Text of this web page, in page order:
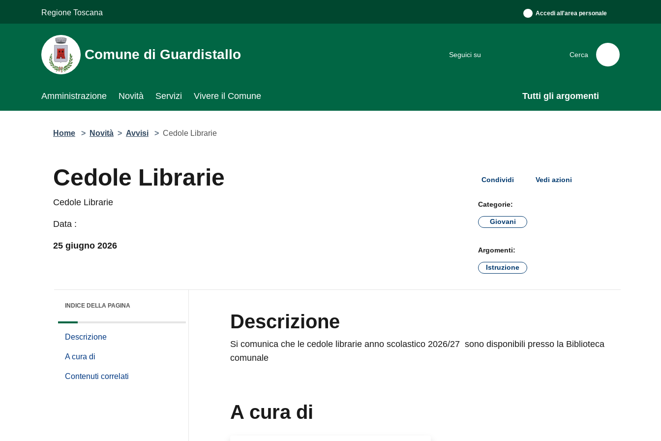
Regione Toscana
Accedi all'area personale
Comune di Guardistallo Seguici su Cerca
Amministrazione Novità Servizi Vivere il Comune Tutti gli argomenti
Home > Novità > Avvisi > Cedole Librarie
Cedole Librarie
Cedole Librarie
Data :
25 giugno 2026
Condividi Vedi azioni
Categorie:
Giovani
Argomenti:
Istruzione
INDICE DELLA PAGINA
Descrizione
A cura di
Contenuti correlati
Descrizione
Si comunica che le cedole librarie anno scolastico 2026/27 sono disponibili presso la Biblioteca
comunale
A cura di